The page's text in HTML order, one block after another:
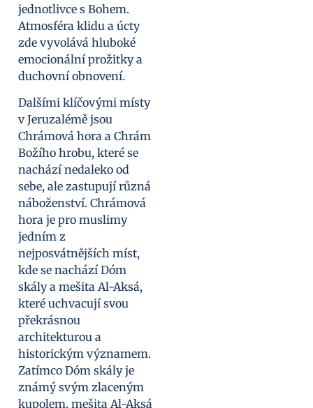
jednotlivce s Bohem.
Atmosféra klidu a úcty
zde vyvolává hluboké
emocionální prožitky a
duchovní obnovení.
Dalšími klíčovými místy
v Jeruzalémě jsou
Chrámová hora a Chrám
Božího hrobu, které se
nachází nedaleko od
sebe, ale zastupují různá
náboženství. Chrámová
hora je pro muslimy
jedním z
nejposvátnějších míst,
kde se nachází Dóm
skály a mešita Al-Aksá,
které uchvacují svou
překrásnou
architekturou a
historickým významem.
Zatímco Dóm skály je
známý svým zlaceným
kupolem, mešita Al-Aksá